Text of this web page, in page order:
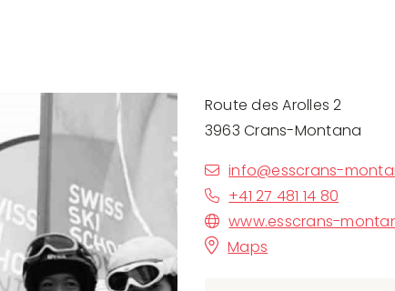
Route des Arolles 2
3963 Crans-Montana
info@esscrans-
+41 27 481 14 80
www.esscrans-
Maps